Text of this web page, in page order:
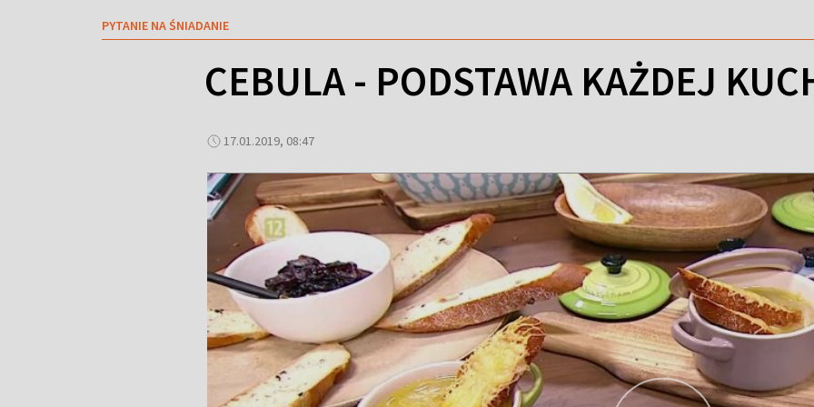
PYTANIE NA ŚNIADANIE
CEBULA - PODSTAWA KAŻDEJ
17.01.2019, 08:47